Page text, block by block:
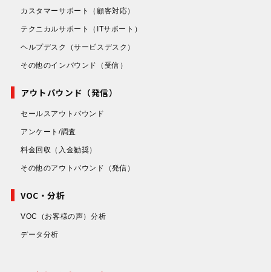
カスタマーサポート （顧客対応）
テクニカルサポート （ITサポート）
ヘルプデスク （サービスデスク）
その他のインバウンド （受信）
アウトバウンド（発信）
セールスアウトバウンド
アンケート/調査
料金回収 （入金勧奨）
その他のアウトバウンド （発信）
VOC・分析
VOC（お客様の声）分析
データ分析